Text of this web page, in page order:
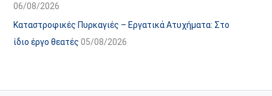
τ
ο
χ
ο
06/08/2026
Καταστροφικές Πυρκαγιές – Εργατικά Ατυχήματα: Στο
ίδιο έργο θεατές 05/08/2026